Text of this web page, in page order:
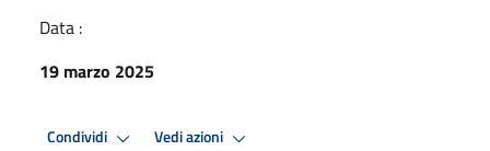
Data :
19 marzo 2025
Condividi Vedi azioni